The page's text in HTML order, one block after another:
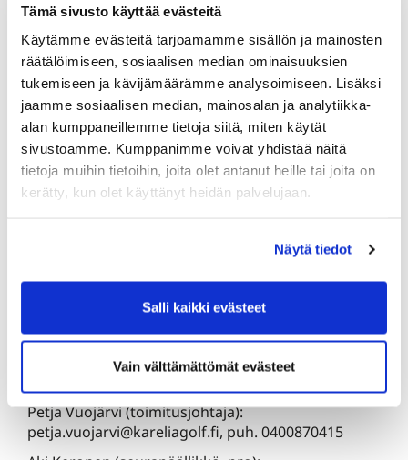
Tämä sivusto käyttää evästeitä
Käytämme evästeitä tarjoamamme sisällön ja mainosten
räätälöimiseen, sosiaalisen median ominaisuuksien
tukemiseen ja kävijämäärämme analysoimiseen. Lisäksi
jaamme sosiaalisen median, mainosalan ja analytiikka-
alan kumppaneillemme tietoja siitä, miten käytät
sivustoamme. Kumppanimme voivat yhdistää näitä
tietoja muihin tietoihin, joita olet antanut heille tai joita on
kerätty, kun olet käyttänyt heidän palvelujaan.
Näytä tiedot
Salli kaikki evästeet
Vain välttämättömät evästeet
Ajankohtiin liittyvät kommentit:
Olen lukenuttietosuojaselosteenja hyväksyn
Lisätiedot ja yhteydenotot
Petja Vuojärvi (toimitusjohtaja):
petja.vuojarvi@kareliagolf.fi, puh. 0400870415